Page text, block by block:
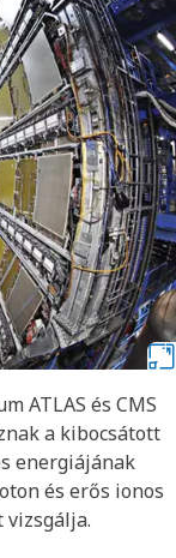
ATLAS és CMS
a kibocsátott
energiájának
és erős ionos
vizsgálja.